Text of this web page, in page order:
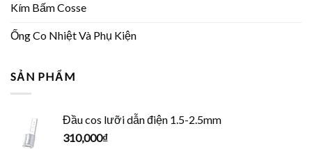
Kím Bấm Cosse
Ống Co Nhiệt Và Phụ Kiện
SẢN PHẨM
Đầu cos lưỡi dẫn điện 1.5-2.5mm
310,000₫